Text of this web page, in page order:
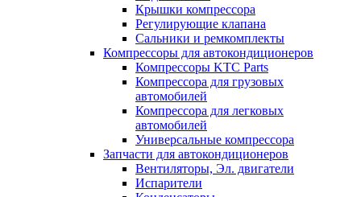
Крышки компрессора
Регулирующие клапана
Сальники и ремкомплекты
Компрессоры для автокондиционеров
Компрессоры KTC Parts
Компрессора для грузовых
автомобилей
Компрессора для легковых
автомобилей
Универсальные компрессора
Запчасти для автокондиционеров
Вентиляторы, Эл. двигатели
Испарители